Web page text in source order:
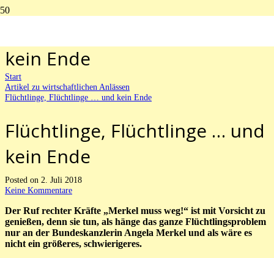
kein Ende
Start
Artikel zu wirtschaftlichen Anlässen
Flüchtlinge, Flüchtlinge … und kein Ende
Flüchtlinge, Flüchtlinge … und
kein Ende
Posted on 2. Juli 2018
Keine Kommentare
Der Ruf rechter Kräfte „Merkel muss weg!“ ist mit Vorsicht zu
genießen, denn sie tun, als hänge das ganze Flüchtlingsproblem
nur an der Bundeskanzlerin Angela Merkel und als wäre es
nicht ein größeres, schwierigeres.